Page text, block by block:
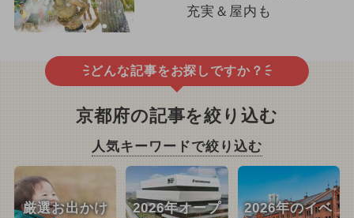
充実＆屋内も
どんな記事をお探しですか？
京都府の記事を絞り込む
人気キーワードで絞り込む
厳選お出かけ
2026年オープ
2026年のイベ